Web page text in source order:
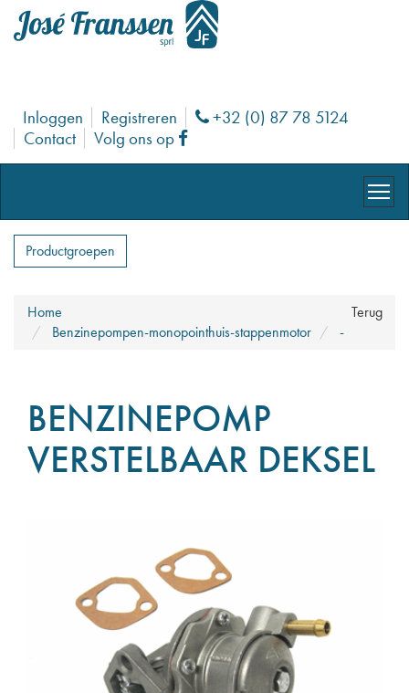
Inloggen Registreren Phone
+32 (0) 87 78 5124
Contact
Volg ons op Facebook
Productgroepen
Terug
Home
Benzinepompen-monopointhuis-stappenmotor
-
BENZINEPOMP
VERSTELBAAR DEKSEL